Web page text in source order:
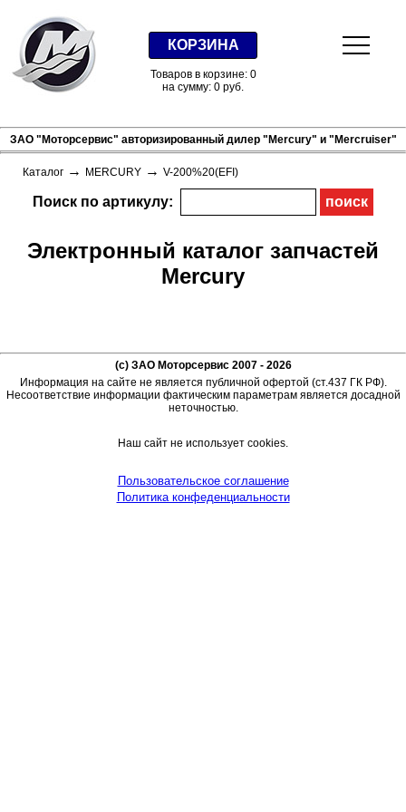
КОРЗИНА
Товаров в корзине: 0
на сумму: 0 руб.
ЗАО "Моторсервис" авторизированный дилер "Mercury" и "Mercruiser"
Каталог → MERCURY → V-200%20(EFI)
Поиск по артикулу:
Электронный каталог запчастей
Mercury
(c) ЗАО Моторсервис 2007 - 2026
Информация на сайте не является публичной офертой (ст.437 ГК РФ).
Несоответствие информации фактическим параметрам является досадной
неточностью.
Наш сайт не использует cookies.
Пользовательское соглашение
Политика конфеденциальности